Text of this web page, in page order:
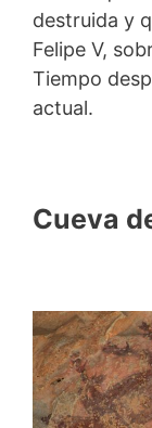
destruida y
Felipe V,
Tiempo
actual.
Cueva